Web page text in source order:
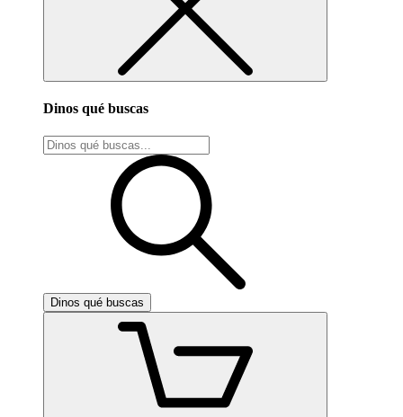
Dinos qué buscas
Dinos qué buscas